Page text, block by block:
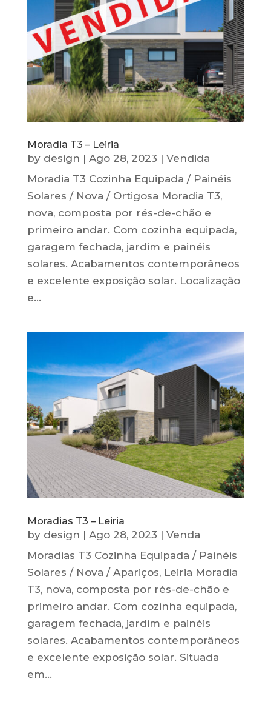
Moradia T3 – Leiria
by design | Ago 28, 2023 | Vendida
Moradia T3 Cozinha Equipada / Painéis
Solares / Nova / Ortigosa Moradia T3,
nova, composta por rés-de-chão e
primeiro andar. Com cozinha equipada,
garagem fechada, jardim e painéis
solares. Acabamentos contemporâneos
e excelente exposição solar. Localização
e...
Moradias T3 – Leiria
by design | Ago 28, 2023 | Venda
Moradias T3 Cozinha Equipada / Painéis
Solares / Nova / Apariços, Leiria Moradia
T3, nova, composta por rés-de-chão e
primeiro andar. Com cozinha equipada,
garagem fechada, jardim e painéis
solares. Acabamentos contemporâneos
e excelente exposição solar. Situada
em...